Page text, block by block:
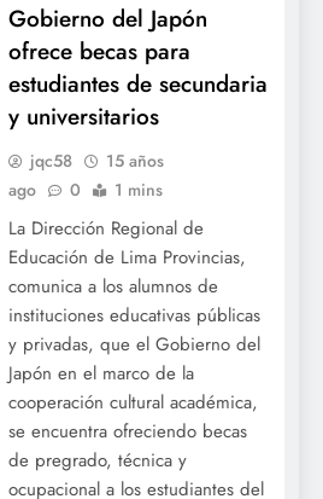
Gobierno del Japón
ofrece becas para
estudiantes de secundaria
y universitarios
jqc58
15 años
ago
0 1 mins
La Dirección Regional de
Educación de Lima Provincias,
comunica a los alumnos de
instituciones educativas públicas
y privadas, que el Gobierno del
Japón en el marco de la
cooperación cultural académica,
se encuentra ofreciendo becas
de pregrado, técnica y
ocupacional a los estudiantes del